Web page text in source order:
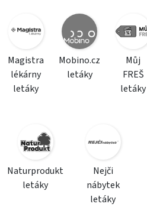
Magistra
lékárny
letáky
Mobino.cz
letáky
Můj
FREŠ
letáky
Naturprodukt
letáky
Nejči
nábytek
letáky